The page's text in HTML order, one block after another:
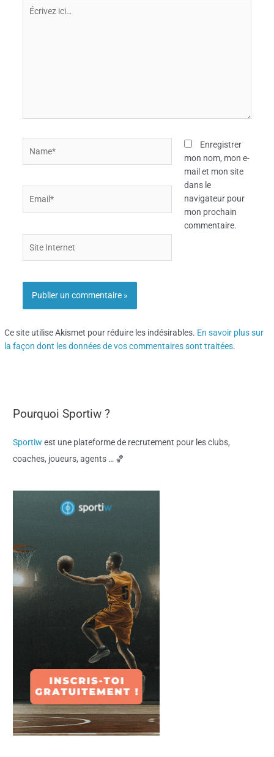
ici…
Internet
Enregistrer
mon nom, mon e-
mail et mon site
dans le
navigateur pour
mon prochain
commentaire.
Ce site utilise Akismet pour réduire les indésirables. En savoir plus sur
la façon dont les données de vos commentaires sont traitées.
Pourquoi Sportiw ?
Sportiwest une plateforme de recrutement pour les clubs,
coaches, joueurs, agents … 🏀